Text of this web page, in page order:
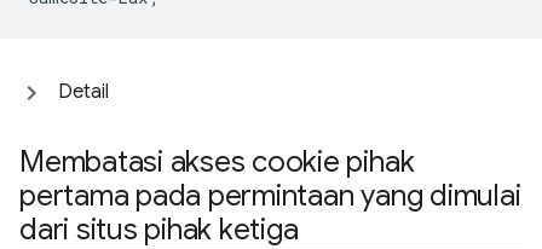
Detail
Membatasi akses cookie pihak
pertama pada permintaan yang dimulai
dari situs pihak ketiga